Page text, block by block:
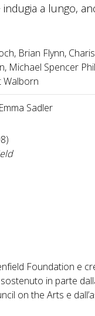
a lungo,
Brian Flynn,
Michael Spencer
Walborn
Sadler
Foundation e
in parte
on the Arts e